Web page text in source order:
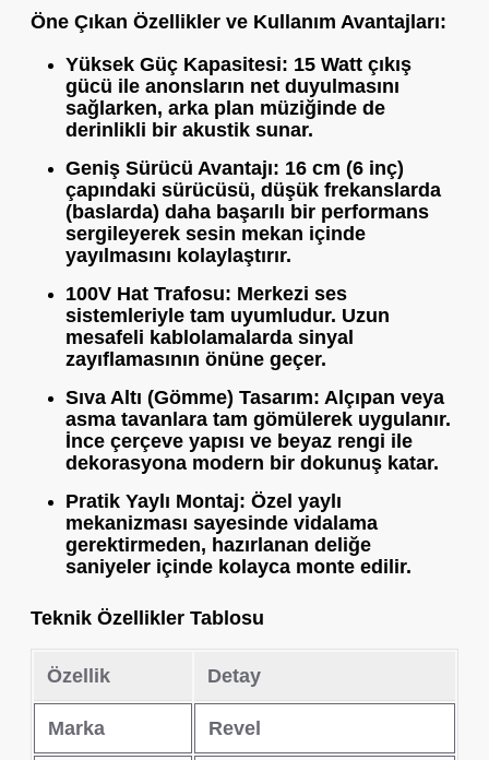
Öne Çıkan Özellikler ve Kullanım Avantajları:
Yüksek Güç Kapasitesi: 15 Watt çıkış
gücü ile anonsların net duyulmasını
sağlarken, arka plan müziğinde de
derinlikli bir akustik sunar.
Geniş Sürücü Avantajı: 16 cm (6 inç)
çapındaki sürücüsü, düşük frekanslarda
(baslarda) daha başarılı bir performans
sergileyerek sesin mekan içinde
yayılmasını kolaylaştırır.
100V Hat Trafosu: Merkezi ses
sistemleriyle tam uyumludur. Uzun
mesafeli kablolamalarda sinyal
zayıflamasının önüne geçer.
Sıva Altı (Gömme) Tasarım: Alçıpan veya
asma tavanlara tam gömülerek uygulanır.
İnce çerçeve yapısı ve beyaz rengi ile
dekorasyona modern bir dokunuş katar.
Pratik Yaylı Montaj: Özel yaylı
mekanizması sayesinde vidalama
gerektirmeden, hazırlanan deliğe
saniyeler içinde kolayca monte edilir.
Teknik Özellikler Tablosu
Özellik Detay
Marka Revel